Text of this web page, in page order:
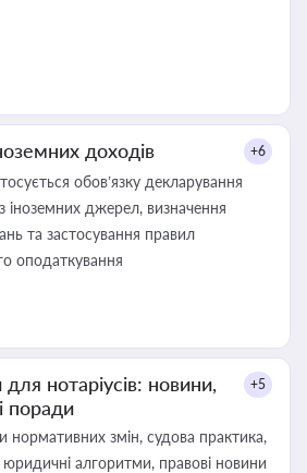
доходів +6
обов’язку декларування
іноземних джерел, визначення
та застосування правил
оподаткування
нотаріусів: новини,
поради
+5
нормативних змін, судова практика,
юридичні алгоритми, правові новини